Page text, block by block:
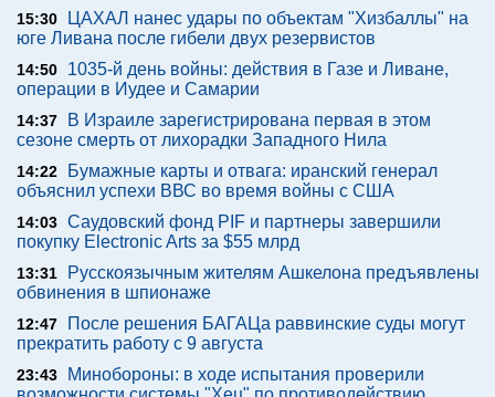
15:30
ЦАХАЛ нанес удары по объектам "Хизбаллы" на
юге Ливана после гибели двух резервистов
14:50
1035-й день войны: действия в Газе и Ливане,
операции в Иудее и Самарии
14:37
В Израиле зарегистрирована первая в этом
сезоне смерть от лихорадки Западного Нила
14:22
Бумажные карты и отвага: иранский генерал
объяснил успехи ВВС во время войны с США
14:03 Саудовский фонд PIF и партнеры завершили
покупку Electronic Arts за $55 млрд
13:31
Русскоязычным жителям Ашкелона предъявлены
обвинения в шпионаже
12:47
После решения БАГАЦа раввинские суды могут
прекратить работу с 9 августа
23:43
Минобороны: в ходе испытания проверили